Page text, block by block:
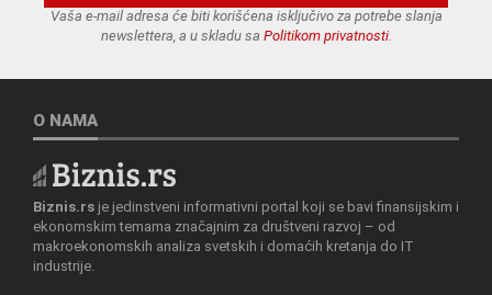
Vaša e-mail adresa će biti korišćena isključivo za potrebe slanja
newslettera, a u skladu sa Politikom privatnosti.
O NAMA
Biznis.rs je jedinstveni informativni portal koji se bavi finansijskim i
ekonomskim temama značajnim za društveni razvoj – od
makroekonomskih analiza svetskih i domaćih kretanja do IT
industrije.